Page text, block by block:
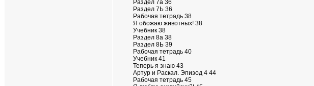
Раздел 7а 36
Раздел 7Ь 36
Рабочая тетрадь 38
Я обожаю животных! 38
Учебник 38
Раздел 8а 38
Раздел 8Ь 39
Рабочая тетрадь 40
Учебник 41
Теперь я знаю 43
Артур и Раскал. Эпизод 4 44
Рабочая тетрадь 45